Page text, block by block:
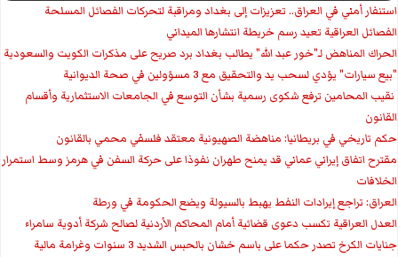
استنفار أمني في العراق.. تعزيزات إلى بغداد ومراقبة لتحركات الفصائل المسلحة
الفصائل العراقية تعيد رسم خريطة انتشارها الميداني
الحراك المناهض لـ"خور عبد الله" يطالب بغداد برد صريح على مذكرات الكويت والسعودية
"بيع سيارات" يؤدي لسحب يد والتحقيق مع 3 مسؤولين في صحة الديوانية
‏ نقيب المحامين ترفع شكوى رسمية بشأن التوسع في الجامعات الاستثمارية وأقسام
القانون
حكم تاريخي في بريطانيا: مناهضة الصهيونية معتقد فلسفي محمي بالقانون
مقترح اتفاق إيراني عماني قد يمنح طهران نفوذا على حركة السفن في هرمز وسط استمرار
الخلافات
العراق: تراجع إيرادات النفط يهبط بالسيولة ويضع الحكومة في ورطة
العدل العراقية تكسب دعوى قضائية أمام المحاكم الأردنية لصالح شركة أدوية سامراء
جنايات الكرخ تصدر حكما على باسم خشان بالحبس الشديد 3 سنوات وغرامة مالية